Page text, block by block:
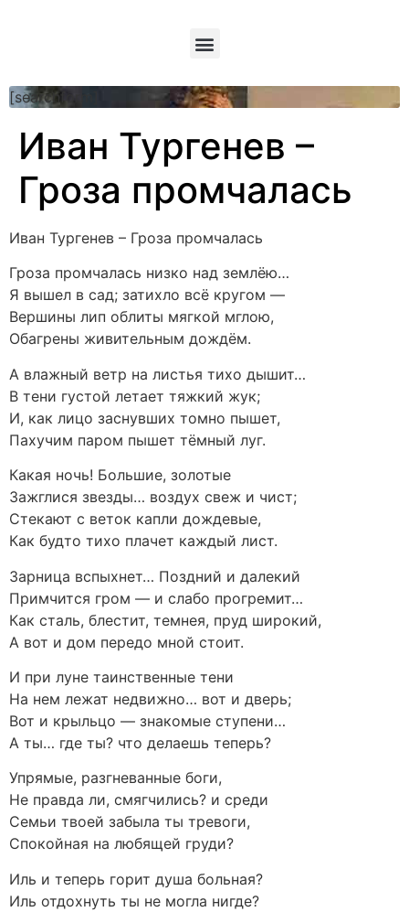
[searchform]
Иван Тургенев –
Гроза промчалась
Иван Тургенев – Гроза промчалась
Гроза промчалась низко над землёю…
Я вышел в сад; затихло всё кругом —
Вершины лип облиты мягкой мглою,
Обагрены живительным дождём.
А влажный ветр на листья тихо дышит…
В тени густой летает тяжкий жук;
И, как лицо заснувших томно пышет,
Пахучим паром пышет тёмный луг.
Какая ночь! Большие, золотые
Зажглися звезды… воздух свеж и чист;
Стекают с веток капли дождевые,
Как будто тихо плачет каждый лист.
Зарница вспыхнет… Поздний и далекий
Примчится гром — и слабо прогремит…
Как сталь, блестит, темнея, пруд широкий,
А вот и дом передо мной стоит.
И при луне таинственные тени
На нем лежат недвижно… вот и дверь;
Вот и крыльцо — знакомые ступени…
А ты… где ты? что делаешь теперь?
Упрямые, разгневанные боги,
Не правда ли, смягчились? и среди
Семьи твоей забыла ты тревоги,
Спокойная на любящей груди?
Иль и теперь горит душа больная?
Иль отдохнуть ты не могла нигде?